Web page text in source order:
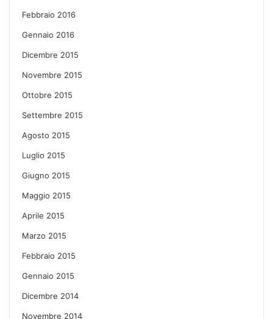
Febbraio 2016
Gennaio 2016
Dicembre 2015
Novembre 2015
Ottobre 2015
Settembre 2015
Agosto 2015
Luglio 2015
Giugno 2015
Maggio 2015
Aprile 2015
Marzo 2015
Febbraio 2015
Gennaio 2015
Dicembre 2014
Novembre 2014